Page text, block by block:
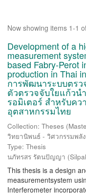
Now showing items 1-1
Development of a
measurement
based Fabry-Perot
production in Thai
การพัฒนาระบบตร
ตัวตรวจจับใยแก้วน
รอมิเตอร์ สำหรับค
อุตสาหกรรมไทย
Collection: Theses
วิทยานิพนธ์ - วิศวกรรมพลั
Type: Thesis
นภัทรสร รัตนปัญญา (
This thesis is a design
measurementsystem
Interferometer